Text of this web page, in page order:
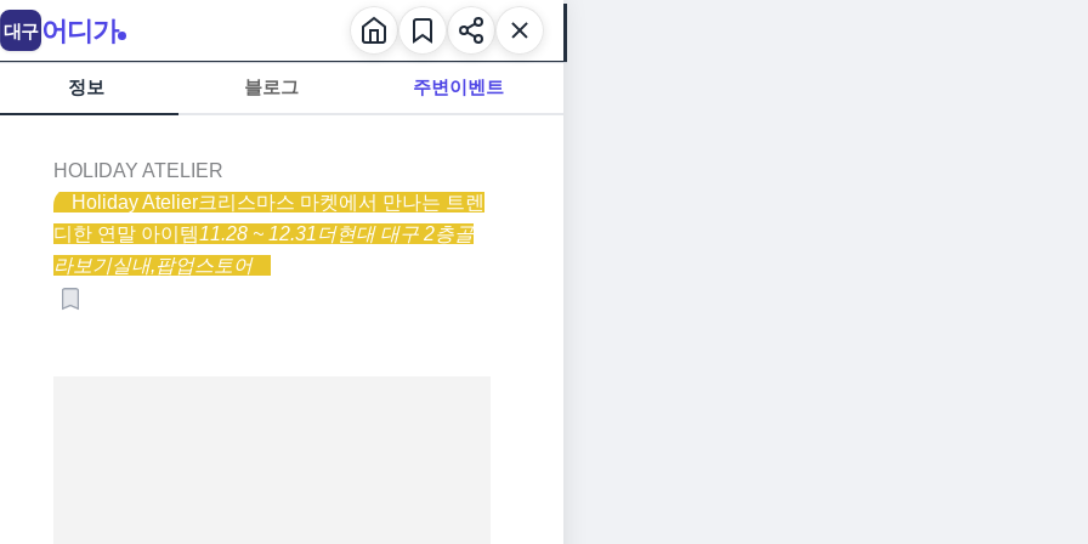
정보 블로그 주변이벤트
HOLIDAY ATELIER
Holiday Atelier크리스마스 마켓에서 만나는 트렌
디한 연말 아이템11.28 ~ 12.31 더현대 대구 2층골
라보기실내,팝업스토어
대구 어디가